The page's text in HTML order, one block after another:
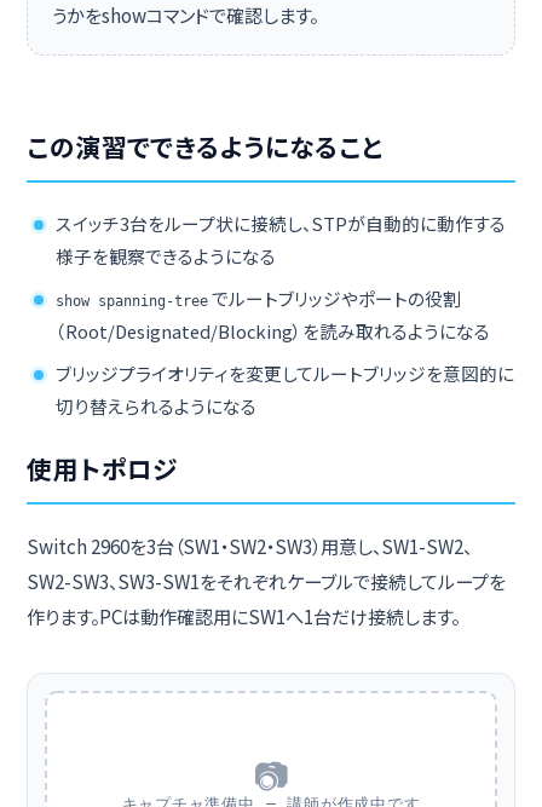
うかをshowコマンドで確認します。
この演習でできるようになること
スイッチ3台をループ状に接続し、STPが自動的に動作する
様子を観察できるようになる
show spanning-tree でルートブリッジやポートの役割
（Root/Designated/Blocking）を読み取れるようになる
ブリッジプライオリティを変更してルートブリッジを意図的に
切り替えられるようになる
使用トポロジ
Switch 2960を3台（SW1・SW2・SW3）用意し、SW1-SW2、
SW2-SW3、SW3-SW1をそれぞれケーブルで接続してループを
作ります。PCは動作確認用にSW1へ1台だけ接続します。
📷